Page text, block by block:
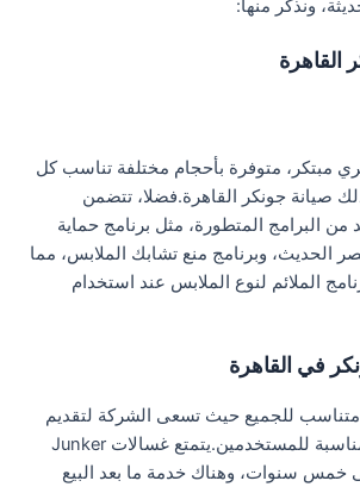
ونذكر منها:
القاهرة
مبتكر، متوفرة بأحجام مختلفة تناسب كل
صيانة جونكر القاهرة.فضلا، تتضمن
من البرامج المتطورة، مثل برنامج حماية
الحديث، وبرنامج منع تشابك الملابس، مما
الملائم لنوع الملابس عند استخدام
في القاهرة
للجميع حيث تسعى الشركة لتقديم
أجهزة حديثة بتكلفة مناسبة للمستخدمين.يتمتع غسالات Junker
خمس سنوات، وهناك خدمة ما بعد البيع